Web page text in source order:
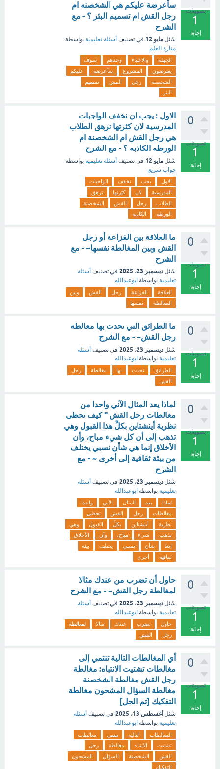
تصويتات
1
إجابة
سأعرضة عليكم هي الشخصنه ام
رجل القش ام تسميم البئر ؟ - مع
الشرح
سُئل مايو 12 في تصنيف أسئلة تعليمية بواسطة
منارة العلم
الجهلة والاغبياء وحدهم
سوف
يعترضون
المشروع سأعرضة
عليكم
الشخصنه
رجل القش
تسميم
البئر
0
تصويتات
1
إجابة
الاول : يجب ان نخفف الواجبات
المدرسية لان كثرتها ترهق الطلاب
هي رجل القش ام الشخصنة ام
الورطه الكاذبه ؟ - مع الشرح
سُئل مايو 12 في تصنيف أسئلة تعليمية بواسطة
جواب سريع
الاول يجب نخفف
الواجبات
المدرسية
لان كثرتها
ترهق
الطلاب
رجل القش
الشخصنة
الورطه
الكاذبه
0
تصويتات
1
إجابة
ما العلاقة بين الفزاعة أو رجل
القش وبين المغالطة نفسها~ - مع
الشرح
سُئل ديسمبر 23، 2025 في تصنيف أسئلة
تعليمية بواسطة ابوعبدالله
العلاقة الفزاعة رجل القش
وبين
المغالطة
نفسها
0
تصويتات
1
إجابة
ما الطرائق التي تحدث بها مغالطة
رجل القش~ - مع الشرح
سُئل ديسمبر 23، 2025 في تصنيف أسئلة
تعليمية بواسطة ابوعبدالله
الطرائق تحدث بها مغالطة
رجل
القش
0
تصويتات
1
إجابة
لماذا يعد المثال الآني واحدا من
مغالطات رجل القش " كيف تحظى
نظرية أينشتاين بكلِّ هذا القبول وهي
تذهب إلى أن كل شيء مباح، وأن
الأخلاق إنما هي شأن نسبي يختلف
من بيئة ثقافية إلى أخرى ~ - مع
الشرح
سُئل ديسمبر 23، 2025 في تصنيف أسئلة
تعليمية بواسطة ابوعبدالله
لماذا يعد المثال الآني
واحدا
مغالطات
رجل القش
تحظى
نظرية
أينشتاين بكلِّ القبول
وهي
تذهب
شيء مباح، وأن
الأخلاق
إنما
شأن نسبي يختلف
بيئة
ثقافية
أخرى
0
تصويتات
1
إجابة
حاول أن تضرب من عندك مثالا
لمغالطة رجل القش~ - مع الشرح
سُئل ديسمبر 23، 2025 في تصنيف أسئلة
تعليمية بواسطة ابوعبدالله
حاول تضرب عندك مثالا
لمغالطة
رجل
القش
0
تصويتات
1
إجابة
أي المغالطات التالية تنتمي إلى
مغالطات تشتيت الانتباه: مغالطة
رجل القش مغالطة الشخصنة
مغالطة السؤال المشحون مغالطة
التفكيك [تم الحل]
سُئل أغسطس 13، 2025 في تصنيف أسئلة
تعليمية بواسطة ابوعبدالله
المغالطات التالية تنتمي
مغالطات
تشتيت
الانتباه مغالطة
رجل
القش
الشخصنة السؤال
المشحون
التفكيك